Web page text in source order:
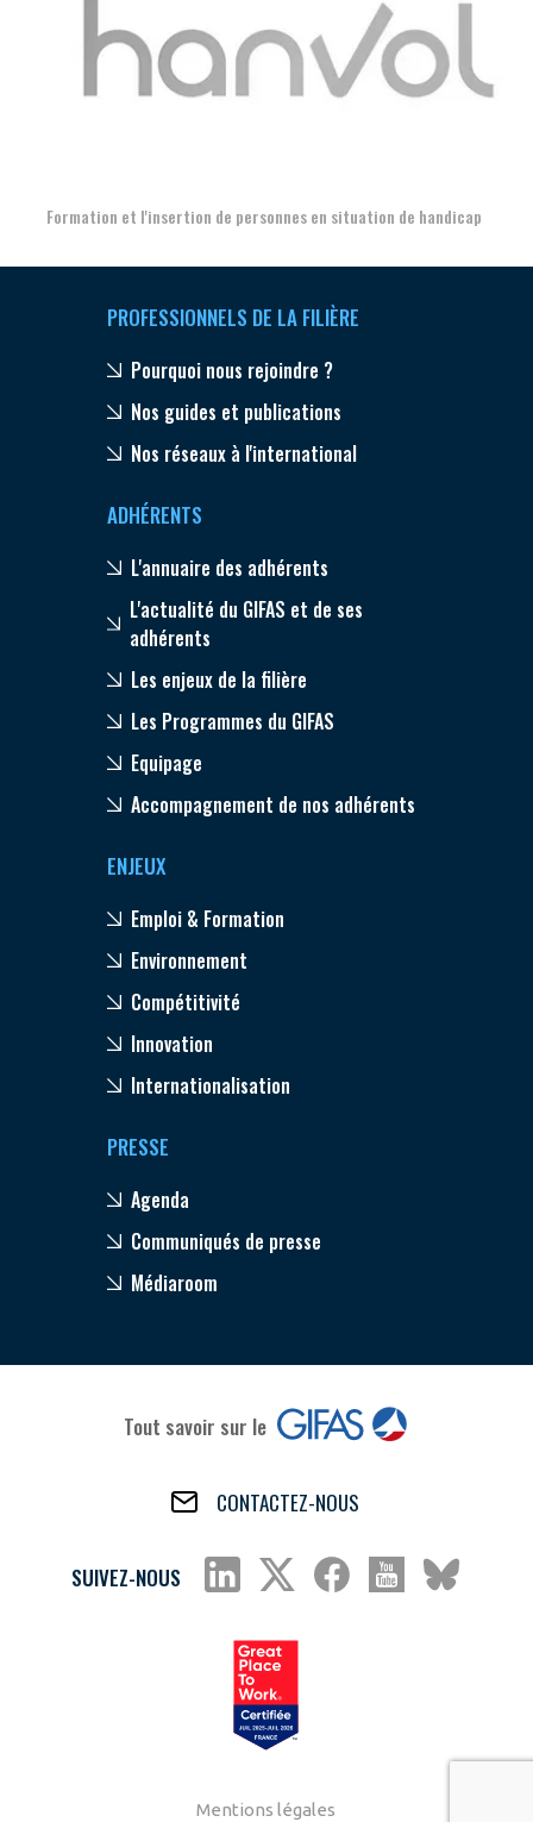
Formation et l'insertion de personnes en situation de handicap
PROFESSIONNELS DE LA FILIÈRE
Pourquoi nous rejoindre ?
Nos guides et publications
Nos réseaux à l'international
ADHÉRENTS
L'annuaire des adhérents
L'actualité du GIFAS et de ses
adhérents
Les enjeux de la filière
Les Programmes du GIFAS
Equipage
Accompagnement de nos adhérents
ENJEUX
Emploi & Formation
Environnement
Compétitivité
Innovation
Internationalisation
PRESSE
Agenda
Communiqués de presse
Médiaroom
Tout savoir sur le
CONTACTEZ-NOUS
SUIVEZ-NOUS
Mentions légales